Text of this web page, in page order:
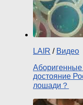
LAIR / Видео
достояние
лошади？